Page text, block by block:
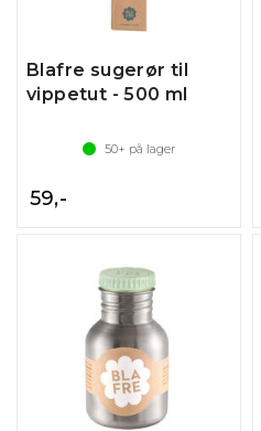
Blafre sugerør til
vippetut - 500 ml
50+ på lager
59,-